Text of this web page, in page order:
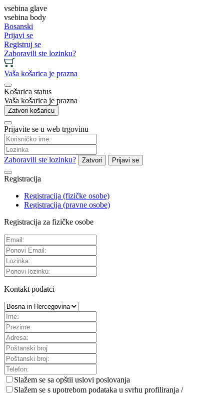
vsebina glave
vsebina body
Bosanski
Prijavi se
Registruj se
Zaboravili ste lozinku?
Vaša košarica je prazna
Košarica status
Vaša košarica je prazna
Zatvori košaricu
Prijavite se u web trgovinu
Zaboravili ste lozinku? Zatvori Prijavi se
Registracija
Registracija (fizičke osobe)
Registracija (pravne osobe)
Registracija za fizičke osobe
Kontakt podatci
Slažem se sa opštii uslovi poslovanja
Slažem se s upotrebom podataka u svrhu profiliranja /